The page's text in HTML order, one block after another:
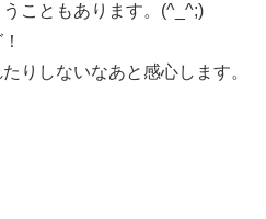
こともあります。(^_^;)
りしないなあと感心します。